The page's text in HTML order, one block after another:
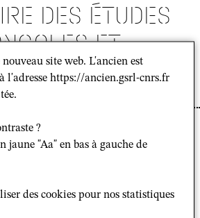
DES ÉTUDES
ET
des activités
du GSRL
EPHE :«
site web. L'ancien est
l'adresse https://ancien.gsrl-cnrs.fr
?
jaune "Aa" en bas à gauche de
des cookies pour nos statistiques